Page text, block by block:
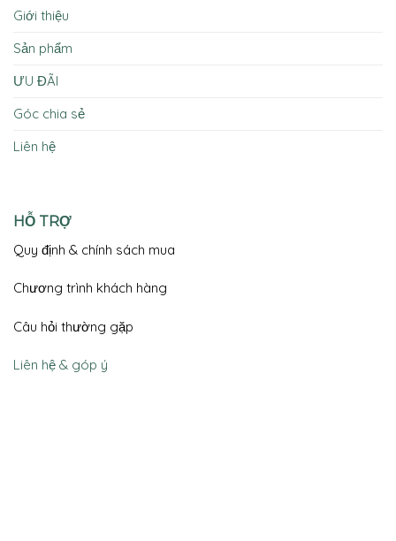
Giới thiệu
Sản phẩm
ƯU ĐÃI
Góc chia sẻ
Liên hệ
HỖ TRỢ
Quy định & chính sách mua
Chương trình khách hàng
Câu hỏi thường gặp
Liên hệ & góp ý